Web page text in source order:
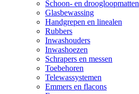
Schoon- en droogloopmatten
Glasbewassing
Handgrepen en linealen
Rubbers
Inwashouders
Inwashoezen
Schrapers en messen
Toebehoren
Telewassystemen
Emmers en flacons